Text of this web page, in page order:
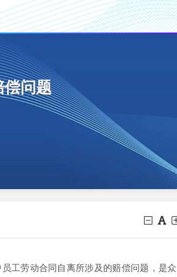
问题
工劳动合同自离所涉及的赔偿问题，是众